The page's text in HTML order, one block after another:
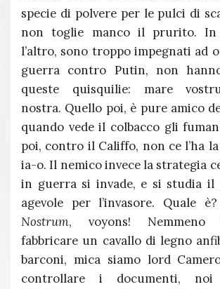
specie di polvere per le pulci di
non toglie manco il prurito. In
l’altro, sono troppo impegnati ad
guerra contro Putin, non
queste quisquilie: mare
nostra. Quello poi, è pure amico
quando vede il colbacco gli
poi, contro il Califfo, non ce l’ha
ia-o. Il nemico invece la strategia
in guerra si invade, e si studia il
agevole per l’invasore. Quale
Nostrum, voyons! Nemmeno
fabbricare un cavallo di legno
barconi, mica siamo lord
controllare i documenti, noi